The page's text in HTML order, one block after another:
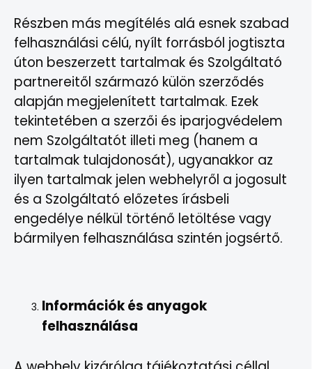
Részben más megítélés alá esnek szabad
felhasználási célú, nyílt forrásból jogtiszta
úton beszerzett tartalmak és Szolgáltató
partnereitől származó külön szerződés
alapján megjelenített tartalmak. Ezek
tekintetében a szerzői és iparjogvédelem
nem Szolgáltatót illeti meg (hanem a
tartalmak tulajdonosát), ugyanakkor az
ilyen tartalmak jelen webhelyről a jogosult
és a Szolgáltató előzetes írásbeli
engedélye nélkül történő letöltése vagy
bármilyen felhasználása szintén jogsértő.
Információk és anyagok
felhasználása